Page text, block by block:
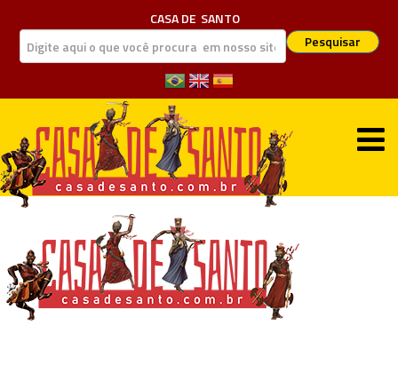
CASA DE SANTO
Pesquisar